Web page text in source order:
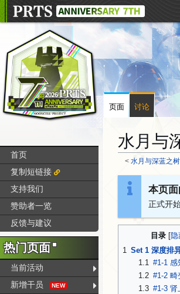
水月与
< 水月与深蓝之树
导
搜
本页
正式开
目录
1 Set 1 深度排
1.1 #1-1 感
1.2 #1-2 畸
1.3 #1-3 肾
页面 讨论
首页
复制短链接
支持我们
赞助者一览
反馈与建议
热门页面
当前活动
新增干员
NEW